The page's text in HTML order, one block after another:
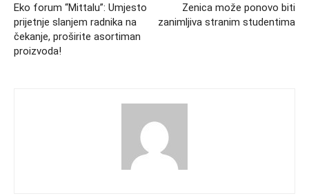
Eko forum “Mittalu”: Umjesto
prijetnje slanjem radnika na
čekanje, proširite asortiman
proizvoda!
Zenica može ponovo biti
zanimljiva stranim studentima